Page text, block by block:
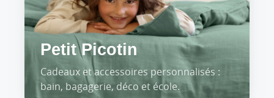
Petit Picotin
Cadeaux et accessoires personnalisés :
bain, bagagerie, déco et école.